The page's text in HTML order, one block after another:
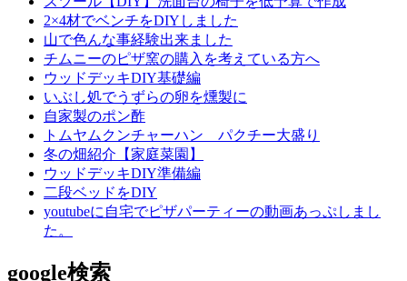
2×4材でベンチをDIYしました
山で色んな事経験出来ました
チムニーのピザ窯の購入を考えている方へ
ウッドデッキDIY基礎編
いぶし処でうずらの卵を燻製に
自家製のポン酢
トムヤムクンチャーハン パクチー大盛り
冬の畑紹介【家庭菜園】
ウッドデッキDIY準備編
二段ベッドをDIY
youtubeに自宅でピザパーティーの動画あっぷしまし
た。
google検索